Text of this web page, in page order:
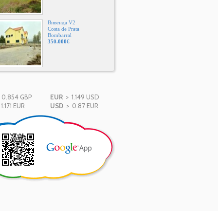
Вивенда V2
Costa de Prata
Bombarral
350.000€
0.854 GBP
EUR
EUR> 1.149 USD
USD> 0.87 EUR